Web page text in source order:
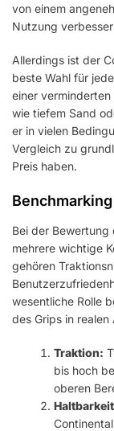
von einem
Nutzung
Allerdings ist der
beste Wahl für
einer
wie tiefem Sand
er in vielen
Vergleich zu
Preis haben.
Bei der
mehrere wichtige
gehören
wesentliche Rolle
des Grips in realen
Traktion:
bis hoch
oberen